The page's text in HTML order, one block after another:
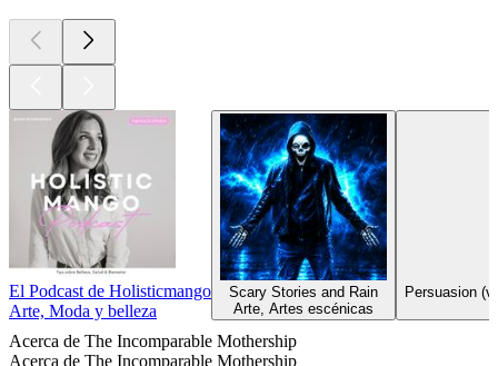
El Podcast de Holisticmango
Arte, Moda y belleza
Scary Stories and Rain
Arte, Artes escénicas
Persuasion
Acerca de The Incomparable Mothership
Acerca de The Incomparable Mothership